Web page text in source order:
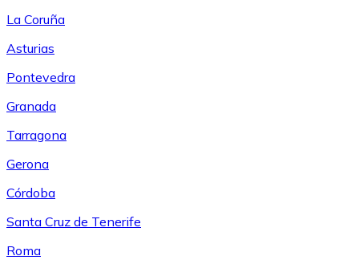
La Coruña
Asturias
Pontevedra
Granada
Tarragona
Gerona
Córdoba
Santa Cruz de Tenerife
Roma